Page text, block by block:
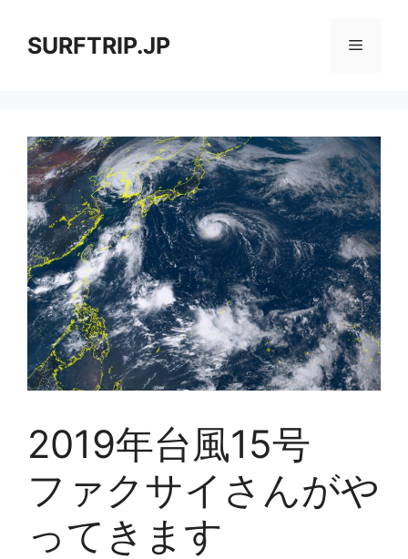
SURFTRIP.JP メ
ュ
ー
2019年台風15号
ファクサイさんがや
ってきます